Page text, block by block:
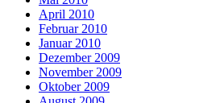
April 2010
Februar 2010
Januar 2010
Dezember 2009
November 2009
Oktober 2009